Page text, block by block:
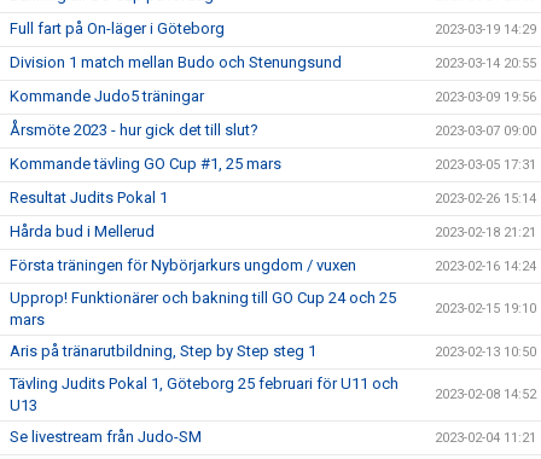
Full fart på On-läger i Göteborg 2023-03-19 14:29
Division 1 match mellan Budo och Stenungsund 2023-03-14 20:55
Kommande Judo5 träningar 2023-03-09 19:56
Årsmöte 2023 - hur gick det till slut? 2023-03-07 09:00
Kommande tävling GO Cup #1, 25 mars 2023-03-05 17:31
Resultat Judits Pokal 1 2023-02-26 15:14
Hårda bud i Mellerud 2023-02-18 21:21
Första träningen för Nybörjarkurs ungdom / vuxen 2023-02-16 14:24
Upprop! Funktionärer och bakning till GO Cup 24 och 25
mars
2023-02-15 19:10
Aris på tränarutbildning, Step by Step steg 1 2023-02-13 10:50
Tävling Judits Pokal 1, Göteborg 25 februari för U11 och
U13
2023-02-08 14:52
Se livestream från Judo-SM 2023-02-04 11:21